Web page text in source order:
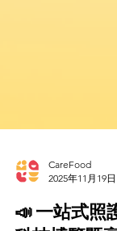
2025年11月19日